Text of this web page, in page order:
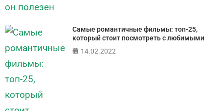
Самые романтичные фильмы: топ-25,
который стоит посмотреть с любимыми
14.02.2022